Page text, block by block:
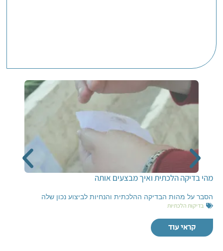
מהי בדיקה הלכתית ואיך מבצעים אותה
הסבר על מהות הבדיקה ההלכתית והנחיות לביצוע נכון שלה
בדיקות הלכתיות
קראי עוד